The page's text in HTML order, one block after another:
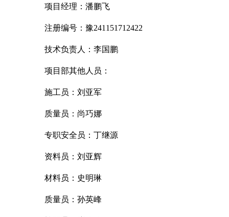
项目经理：潘鹏飞
注册编号：豫241151712422
技术负责人：李国鹏
项目部其他人员：
施工员：刘亚军
质量员：尚巧娜
专职安全员：丁继源
资料员：刘亚辉
材料员：史明琳
质量员：孙英峰